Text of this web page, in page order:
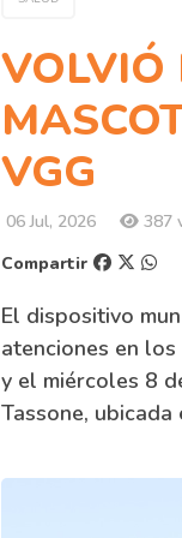
VOLVIÓ
VGG
06 Jul, 2026
387
Compartir
El dispositivo
atenciones en
y el miércoles 8
Tassone, ubicada